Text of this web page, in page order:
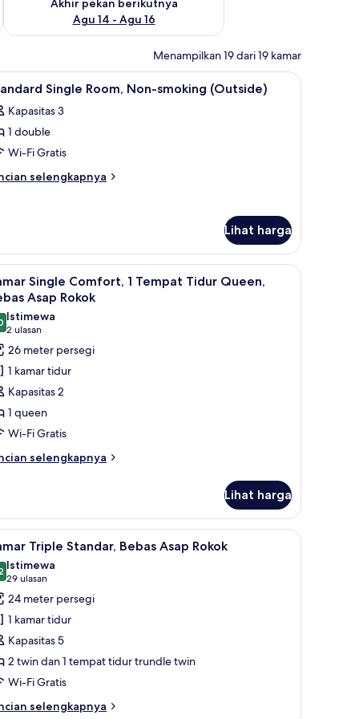
Akhir pekan berikutnya
Agu 14 - Agu 16
Menampilkan 19 dari 19 kamar
dan tirai kedap cahaya
4 Single Room, Non-smoking (Outside)
Kapasitas 3
1 double
Wi-Fi Gratis
selengkapnya
Lihat harga
dan tirai kedap cahaya Selimut bulu angsa, brankas, meja kerja, dan
6
Single Comfort, 1 Tempat Tidur Queen,
Asap Rokok
dari 10
Istimewa
2 ulasan
(2
ulasan)
26 meter persegi
1 kamar tidur
Kapasitas 2
1 queen
Wi-Fi Gratis
selengkapnya
Lihat harga
dan tirai kedap cahaya Selimut bulu angsa, brankas, meja kerja, dan
6 Triple Standar, Bebas Asap Rokok
dari 10
Istimewa
29 ulasan
(29
ulasan)
24 meter persegi
1 kamar tidur
Kapasitas 5
2 twin dan 1 tempat tidur trundle twin
Wi-Fi Gratis
selengkapnya